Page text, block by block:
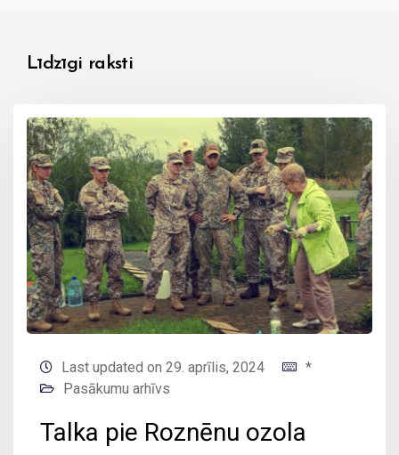
Līdzīgi raksti
Last updated on 29. aprīlis, 2024
*
Pasākumu arhīvs
Talka pie Roznēnu ozola